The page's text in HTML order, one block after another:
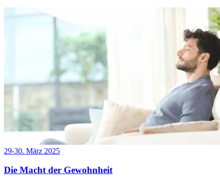
29-30. März 2025
Die Macht der Gewohnheit